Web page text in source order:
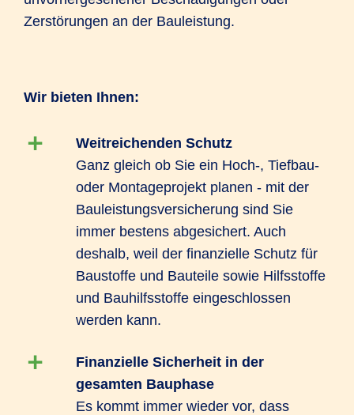
Zerstörungen an der Bauleistung.
Wir bieten Ihnen:
Weitreichenden Schutz
Ganz gleich ob Sie ein Hoch-, Tiefbau-
oder Montageprojekt planen - mit der
Bauleistungsversicherung sind Sie
immer bestens abgesichert. Auch
deshalb, weil der finanzielle Schutz für
Baustoffe und Bauteile sowie Hilfsstoffe
und Bauhilfsstoffe eingeschlossen
werden kann.
Finanzielle Sicherheit in der
gesamten Bauphase
Es kommt immer wieder vor, dass